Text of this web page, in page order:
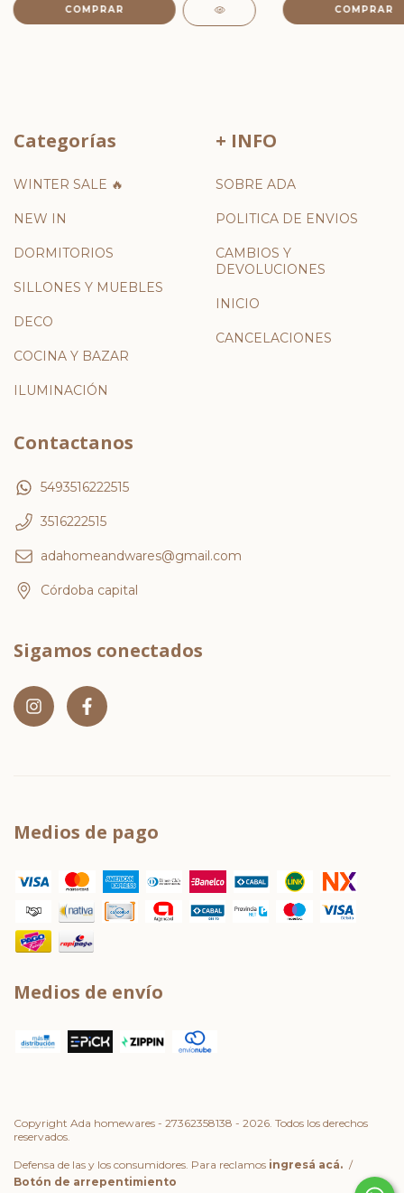
COMPRAR
Categorías
WINTER SALE 🔥
NEW IN
DORMITORIOS
SILLONES Y MUEBLES
DECO
COCINA Y BAZAR
ILUMINACIÓN
+ INFO
SOBRE ADA
POLITICA DE ENVIOS
CAMBIOS Y
DEVOLUCIONES
INICIO
CANCELACIONES
Contactanos
5493516222515
3516222515
adahomeandwares@gmail.com
Córdoba capital
Sigamos conectados
Medios de pago
Medios de envío
Copyright Ada homewares - 27362358138 - 2026. Todos los derechos
reservados.
Defensa de las y los consumidores. Para reclamos ingresá acá. /
Botón de arrepentimiento